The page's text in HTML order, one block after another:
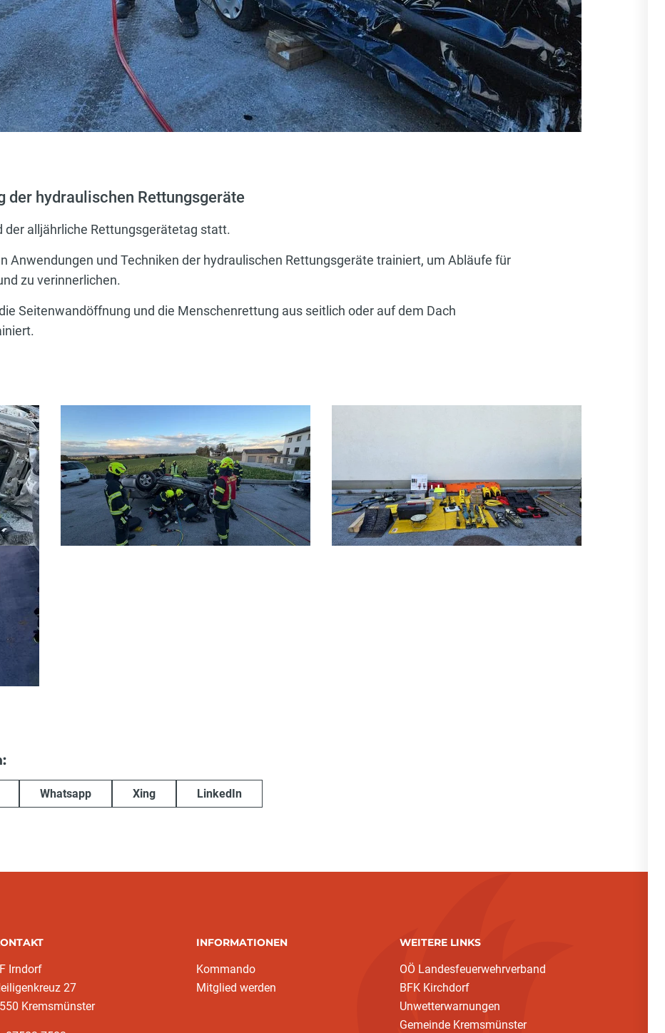
der hydraulischen Rettungsgeräte
der alljährliche Rettungsgerätetag statt.
Anwendungen und Techniken der hydraulischen Rettungsgeräte trainiert, um Abläufe für
zu verinnerlichen.
Seitenwandöffnung und die Menschenrettung aus seitlich oder auf dem Dach
Whatsapp Xing LinkedIn
Irndorf
27
Kremsmünster
INFORMATIONEN
Kommando
Mitglied werden
WEITERE LINKS
OÖ Landesfeuerwehrverband
BFK Kirchdorf
Unwetterwarnungen
Gemeinde Kremsmünster